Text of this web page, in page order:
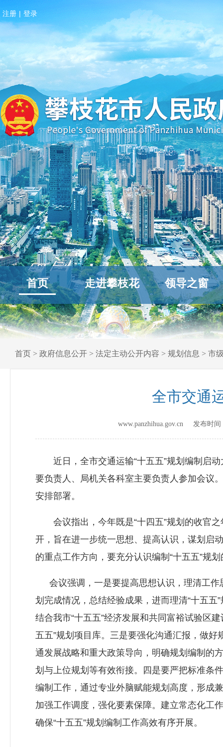
注册 | 登录
首页 走进攀枝花 领导之窗
首页 > 政府信息公开 > 法定主动公开内容 > 规划信息 > 市
全市交通
www.panzhihua.gov.cn 发布时间
近日，全市交通运输“十五五”规划编制启动
要负责人、局机关各科室主要负责人参加会议
安排部署。
会议指出，今年既是“十四五”规划的收官之
开，旨在进一步统一思想、提高认识，谋划启
的重点工作方向，要充分认识编制“十五五”规
会议强调，一是要提高思想认识，理清工作
划完成情况，总结经验成果，进而理清“十五五
结合我市“十五五”经济发展和共同富裕试验区
五五”规划项目库。三是要强化沟通汇报，做
通发展战略和重大政策导向，明确规划编制的
划与上位规划等有效衔接。四是要严把标准条
编制工作，通过专业外脑赋能规划高度，形成
加强工作调度，强化要素保障。建立常态化工
确保“十五五”规划编制工作高效有序开展。